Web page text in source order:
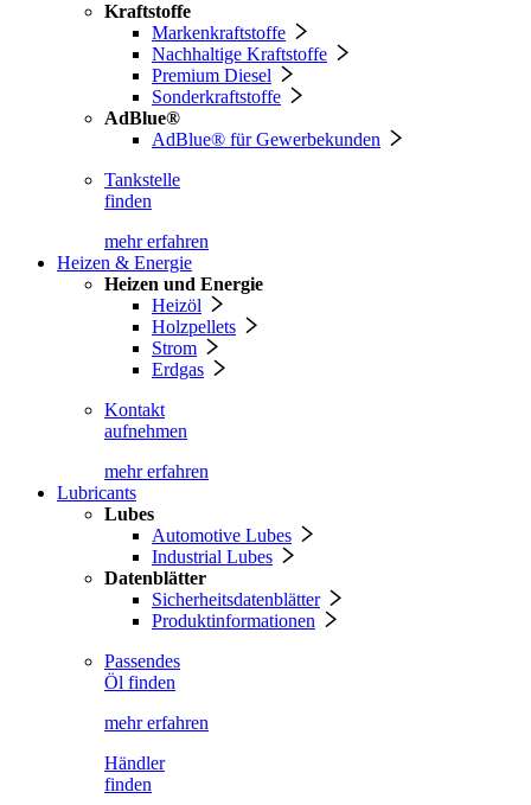
Kraftstoffe
Markenkraftstoffe
Nachhaltige Kraftstoffe
Premium Diesel
Sonderkraftstoffe
AdBlue®
AdBlue® für Gewerbekunden
Tankstelle
finden
mehr erfahren
Heizen & Energie
Heizen und Energie
Heizöl
Holzpellets
Strom
Erdgas
Kontakt
aufnehmen
mehr erfahren
Lubricants
Lubes
Automotive Lubes
Industrial Lubes
Datenblätter
Sicherheitsdatenblätter
Produktinformationen
Passendes
Öl finden
mehr erfahren
Händler
finden